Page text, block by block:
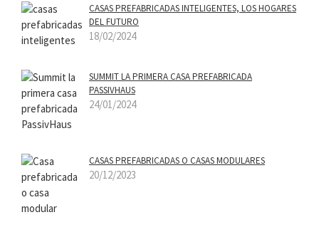
CASAS PREFABRICADAS INTELIGENTES, LOS HOGARES
DEL FUTURO
18/02/2024
SUMMIT LA PRIMERA CASA PREFABRICADA
PASSIVHAUS
24/01/2024
CASAS PREFABRICADAS O CASAS MODULARES
20/12/2023